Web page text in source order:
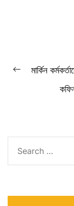
Post
Previous
মার্কিন
for: